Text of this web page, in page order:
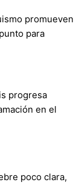
promueven
para
progresa
en el
poco clara,